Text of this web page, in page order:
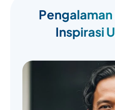
Inspirasi